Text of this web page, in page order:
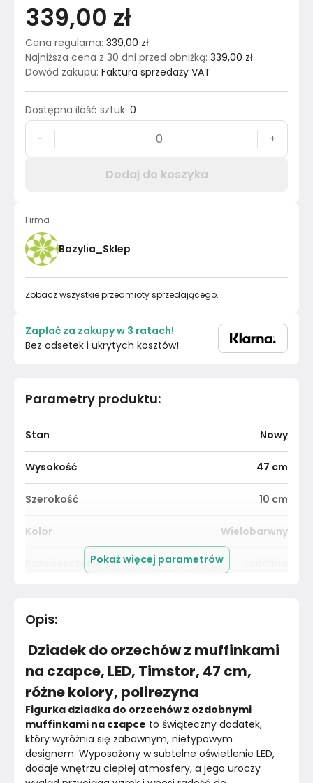
Parametry produktu:
Stan Nowy
Wysokość 47 cm
Szerokość 10 cm
Kolor Wielobarwny
Pomieszczenie
Kolor
Montaż
Rok produkcji 2024
Pokaż więcej parametrów
Opis:
Dziadek do orzechów z muffinkami
na czapce, LED, Timstor, 47 cm,
różne kolory, polirezyna
Figurka dziadka do orzechów z ozdobnymi
muffinkami na czapce to świąteczny dodatek,
który wyróżnia się zabawnym, nietypowym
designem. Wyposażony w subtelne oświetlenie LED,
dodaje wnętrzu ciepłej atmosfery, a jego uroczy
339,00 zł
Cena regularna: 339,00 zł
Najniższa cena z 30 dni przed obniżką: 339,00 zł
Dowód zakupu: Faktura sprzedaży VAT
Dostępna ilość sztuk: 0
- +
Dodaj do koszyka
Firma
Bazylia_Sklep
Zobacz wszystkie przedmioty sprzedającego.
Zapłać za zakupy w 3 ratach!
Bez odsetek i ukrytych kosztów!